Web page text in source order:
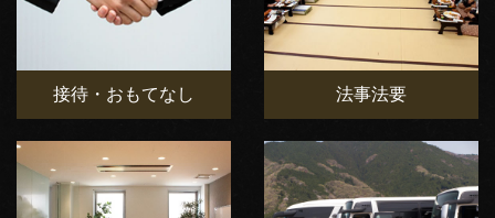
接待・おもてなし 法事法要